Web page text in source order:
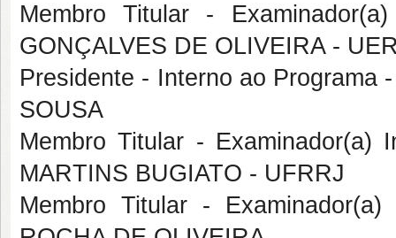
Membro Titular -
GONÇALVES DE OLIVEIRA -
Presidente - Interno ao Programa
SOUSA
Membro Titular - Examinador(a)
MARTINS BUGIATO - UFRRJ
Membro Titular -